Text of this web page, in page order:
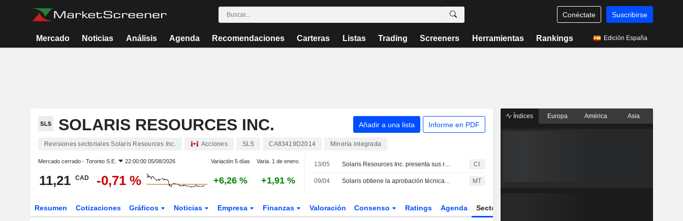
Conéctate Suscribirse
Mercado Noticias Análisis Agenda Recomendaciones Carteras Listas Trading Screeners Herramientas Rankings Edición España
SOLARIS RESOURCES INC. Añadir a una lista Informe en PDF
Revisiones sectoriales Solaris Resources Inc. Acciones SLS CA83419D2014 Minería integrada
Mercado cerrado - Toronto S.E. 22:00:00 05/08/2026 Variación 5 días Varia. 1 de enero.
11,21 CAD -0,71 % +6,26 % +1,91 %
13/05 Solaris Resources Inc. presenta sus resultados financieros del primer trimestre finalizado el 31 de marzo de 2026 CI
09/04 Solaris obtiene la aprobación técnica del EsIA y fortalece su balance MT
Resumen Cotizaciones Gráficos Noticias Empresa Finanzas Valoración Consenso Ratings Agenda Sector
Índices Europa América Asia